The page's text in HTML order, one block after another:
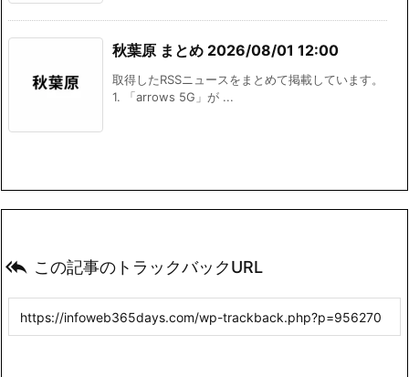
秋葉原 まとめ 2026/08/01 12:00
取得したRSSニュースをまとめて掲載しています。
1. 「arrows 5G」が ...
 この記事のトラックバックURL